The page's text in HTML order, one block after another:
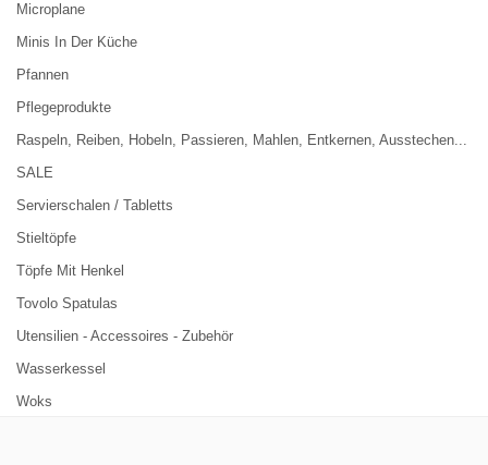
Microplane
Minis In Der Küche
Pfannen
Pflegeprodukte
Raspeln, Reiben, Hobeln, Passieren, Mahlen, Entkernen, Ausstechen...
SALE
Servierschalen / Tabletts
Stieltöpfe
Töpfe Mit Henkel
Tovolo Spatulas
Utensilien - Accessoires - Zubehör
Wasserkessel
Woks